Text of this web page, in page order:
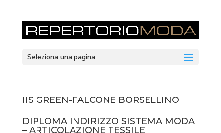
Seleziona una pagina
IIS GREEN-FALCONE BORSELLINO
DIPLOMA INDIRIZZO SISTEMA MODA
– ARTICOLAZIONE TESSILE